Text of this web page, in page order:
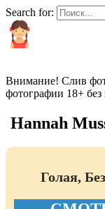
Search for:
Внимание! Слив
фотографии 18+ без
Hannah
Голая,